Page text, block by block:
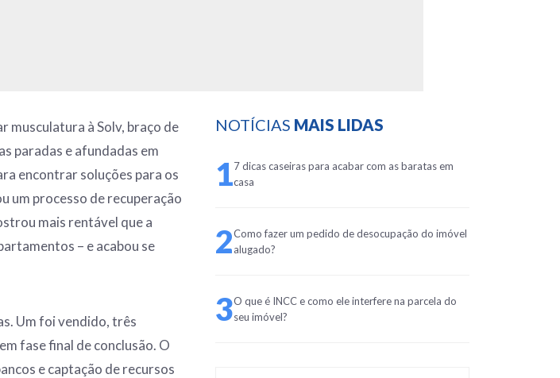
musculatura à Solv, braço de
paradas e afundadas em
encontrar soluções para os
um processo de recuperação
mais rentável que a
– e acabou se
Um foi vendido, três
fase final de conclusão. O
e captação de recursos
NOTÍCIAS MAIS LIDAS
17 dicas caseiras para acabar com as baratas em
casa
2Como fazer um pedido de desocupação do imóvel
alugado?
3O que é INCC e como ele interfere na parcela do
seu imóvel?